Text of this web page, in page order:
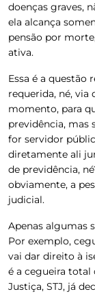
doenças graves,
ela alcança
pensão por
ativa.
Essa é a questão
requerida, né, via
momento, para
previdência, mas
for servidor
diretamente ali
de previdência,
obviamente, a
judicial.
Apenas algumas
Por exemplo,
vai dar direito à
é a cegueira total
Justiça, STJ, já